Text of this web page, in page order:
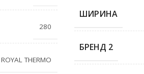
280
ROYAL THERMO
ШИРИНА
БРЕНД 2